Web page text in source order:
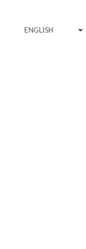
ENGLISH